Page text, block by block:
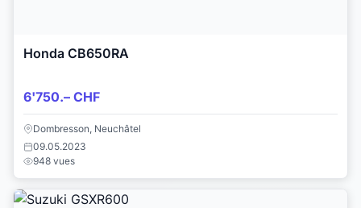
Honda CB650RA
6'750.– CHF
Dombresson, Neuchâtel
09.05.2023
948 vues